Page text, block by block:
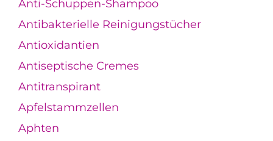
Anti-Schuppen-Shampoo
Antibakterielle Reinigungstücher
Antioxidantien
Antiseptische Cremes
Antitranspirant
Apfelstammzellen
Aphten